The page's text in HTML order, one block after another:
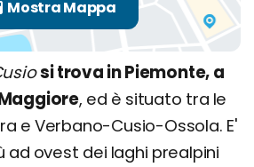
si trova in Piemonte, a
, ed è situato tra le
e Verbano-Cusio-Ossola. E'
ad ovest dei laghi prealpini